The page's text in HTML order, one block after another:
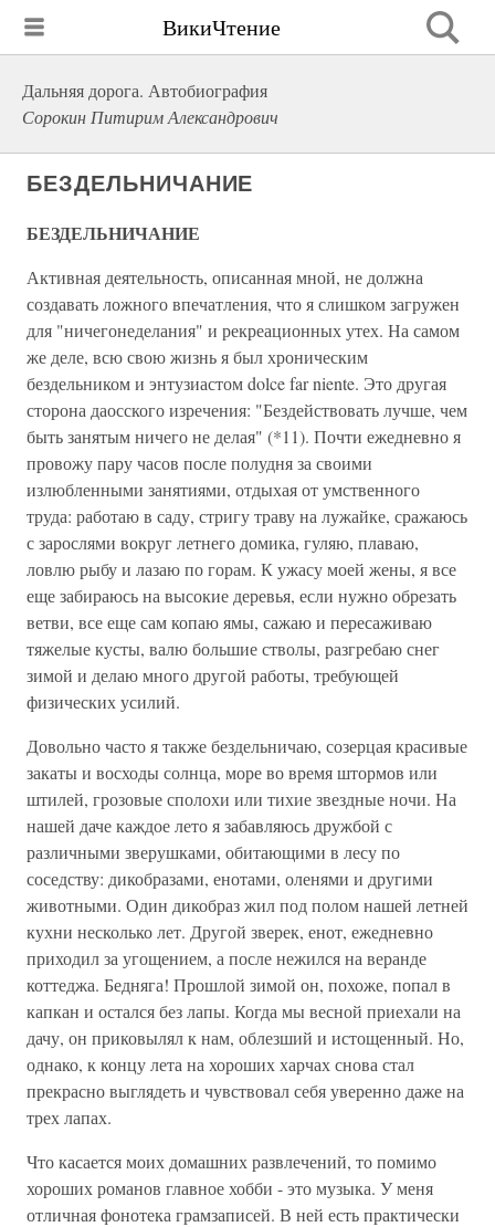
ВикиЧтение
Дальняя дорога. Автобиография
Сорокин Питирим Александрович
БЕЗДЕЛЬНИЧАНИЕ
БЕЗДЕЛЬНИЧАНИЕ
Активная деятельность, описанная мной, не должна
создавать ложного впечатления, что я слишком загружен
для "ничегонеделания" и рекреационных утех. На самом
же деле, всю свою жизнь я был хроническим
бездельником и энтузиастом dolce far niente. Это другая
сторона даосского изречения: "Бездействовать лучше, чем
быть занятым ничего не делая" (*11). Почти ежедневно я
провожу пару часов после полудня за своими
излюбленными занятиями, отдыхая от умственного
труда: работаю в саду, стригу траву на лужайке, сражаюсь
с зарослями вокруг летнего домика, гуляю, плаваю,
ловлю рыбу и лазаю по горам. К ужасу моей жены, я все
еще забираюсь на высокие деревья, если нужно обрезать
ветви, все еще сам копаю ямы, сажаю и пересаживаю
тяжелые кусты, валю большие стволы, разгребаю снег
зимой и делаю много другой работы, требующей
физических усилий.
Довольно часто я также бездельничаю, созерцая красивые
закаты и восходы солнца, море во время штормов или
штилей, грозовые сполохи или тихие звездные ночи. На
нашей даче каждое лето я забавляюсь дружбой с
различными зверушками, обитающими в лесу по
соседству: дикобразами, енотами, оленями и другими
животными. Один дикобраз жил под полом нашей летней
кухни несколько лет. Другой зверек, енот, ежедневно
приходил за угощением, а после нежился на веранде
коттеджа. Бедняга! Прошлой зимой он, похоже, попал в
капкан и остался без лапы. Когда мы весной приехали на
дачу, он приковылял к нам, облезший и истощенный. Но,
однако, к концу лета на хороших харчах снова стал
прекрасно выглядеть и чувствовал себя уверенно даже на
трех лапах.
Что касается моих домашних развлечений, то помимо
хороших романов главное хобби - это музыка. У меня
отличная фонотека грамзаписей. В ней есть практически